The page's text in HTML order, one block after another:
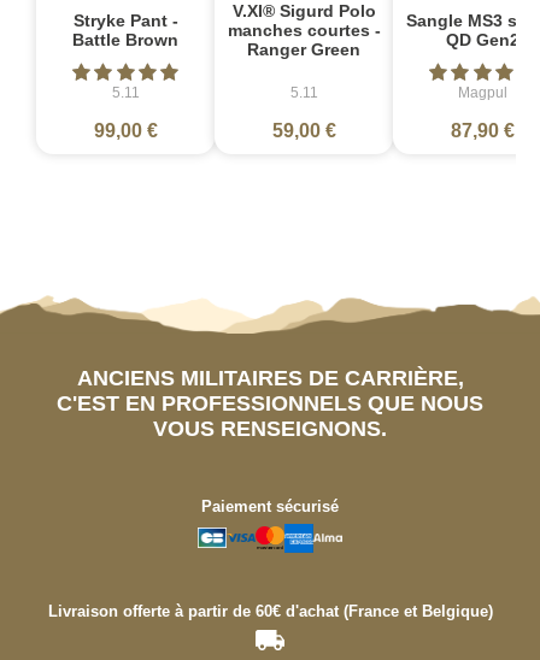
Stryke Pant -
Battle Brown
5.11
99,00 €
V.XI® Sigurd Polo
manches courtes -
Ranger Green
5.11
59,00 €
Sangle MS3
QD Gen2
Magpul
87,90 €
ANCIENS MILITAIRES DE CARRIÈRE,
C'EST EN PROFESSIONNELS QUE NOUS
VOUS RENSEIGNONS.
Paiement sécurisé
Livraison offerte à partir de 60€ d'achat (France et Belgique)